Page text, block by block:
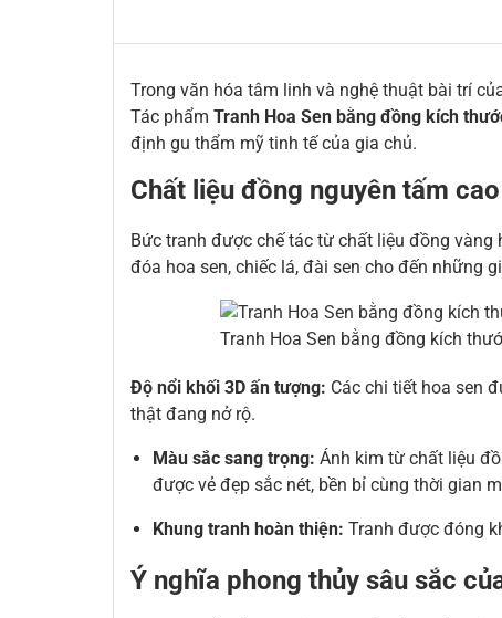
Trong văn hóa tâm linh và nghệ thuật bài trí
Tác phẩm Tranh Hoa Sen bằng đồng kích
định gu thẩm mỹ tinh tế của gia chủ.
Chất liệu đồng nguyên tấm
Bức tranh được chế tác từ chất liệu đồng
đóa hoa sen, chiếc lá, đài sen cho đến những
Tranh Hoa Sen bằng đồng kích
Độ nổi khối 3D ấn tượng: Các chi tiết hoa sen
thật đang nở rộ.
Màu sắc sang trọng: Ánh kim từ chất liệu
được vẻ đẹp sắc nét, bền bỉ cùng thời gian
Khung tranh hoàn thiện: Tranh được đóng
Ý nghĩa phong thủy sâu sắc